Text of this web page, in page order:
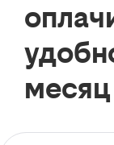
месяц